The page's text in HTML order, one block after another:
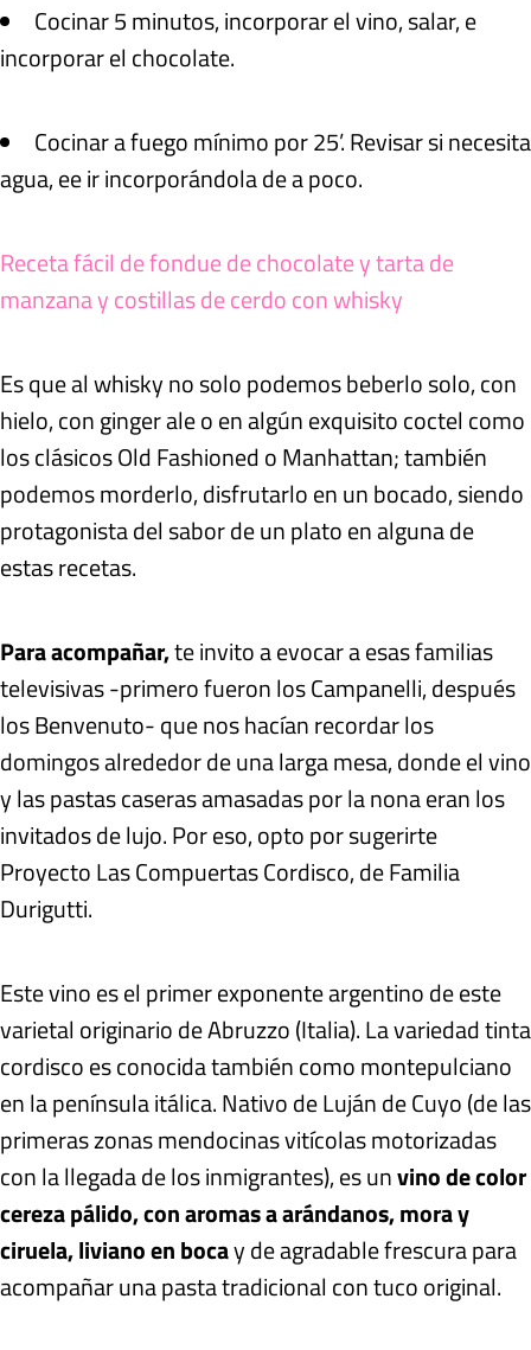
Cocinar 5 minutos, incorporar el vino, salar, e
incorporar el chocolate.
Cocinar a fuego mínimo por 25’. Revisar si necesita
agua, ee ir incorporándola de a poco.
Receta fácil de fondue de chocolate y tarta de
manzana y costillas de cerdo con whisky
Es que al whisky no solo podemos beberlo solo, con
hielo, con ginger ale o en algún exquisito coctel como
los clásicos Old Fashioned o Manhattan; también
podemos morderlo, disfrutarlo en un bocado, siendo
protagonista del sabor de un plato en alguna de
estas recetas.
Para acompañar,te invito a evocar a esas familias
televisivas -primero fueron los Campanelli, después
los Benvenuto- que nos hacían recordar los
domingos alrededor de una larga mesa, donde el vino
y las pastas caseras amasadas por la nona eran los
invitados de lujo. Por eso, opto por sugerirte
Proyecto Las Compuertas Cordisco, de Familia
Durigutti.
Este vino es el primer exponente argentino de este
varietal originario de Abruzzo (Italia). La variedad tinta
cordisco es conocida también como montepulciano
en la península itálica. Nativo de Luján de Cuyo (de las
primeras zonas mendocinas vitícolas motorizadas
con la llegada de los inmigrantes), es unvino de color
cereza pálido, con aromas a arándanos, mora y
ciruela, liviano en bocay de agradable frescura para
acompañar una pasta tradicional con tuco original.